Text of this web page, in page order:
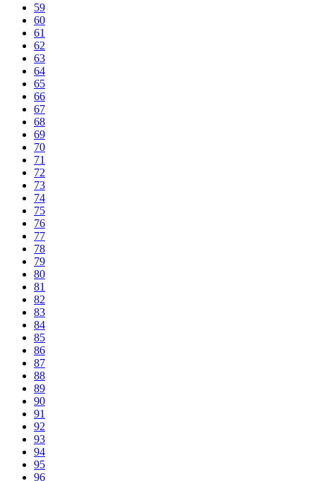
59
60
61
62
63
64
65
66
67
68
69
70
71
72
73
74
75
76
77
78
79
80
81
82
83
84
85
86
87
88
89
90
91
92
93
94
95
96